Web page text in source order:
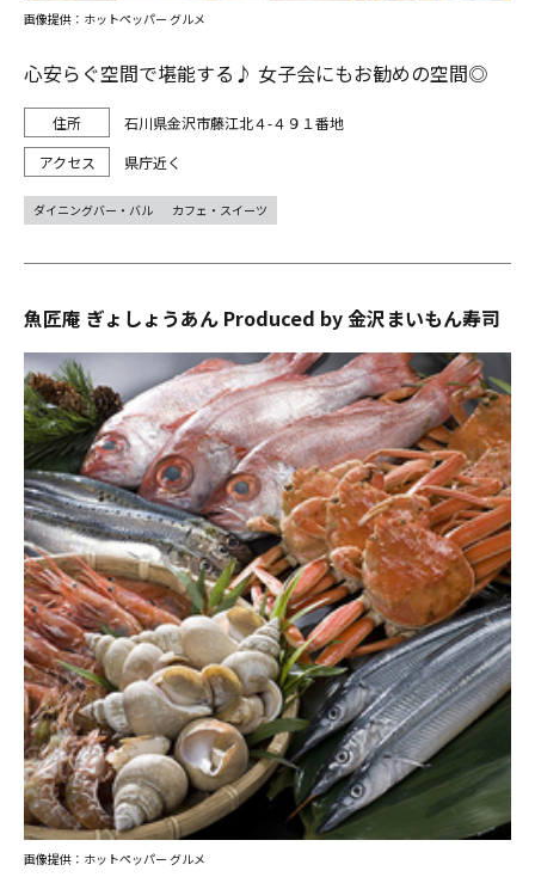
心安らぐ空間で堪能する♪ 女子会にもお勧めの空間◎
石川県金沢市藤江北４-４９１番地
県庁近く
画像提供：ホットペッパー グルメ
ダイニングバー・バル カフェ・スイーツ
魚匠庵 ぎょしょうあん Produced by 金沢まいもん寿司
画像提供：ホットペッパー グルメ